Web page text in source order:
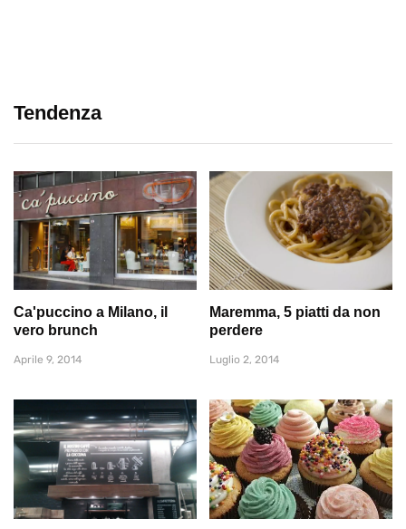
Tendenza
Ca'puccino a Milano, il
vero brunch
Aprile 9, 2014
Maremma, 5 piatti da non
perdere
Luglio 2, 2014